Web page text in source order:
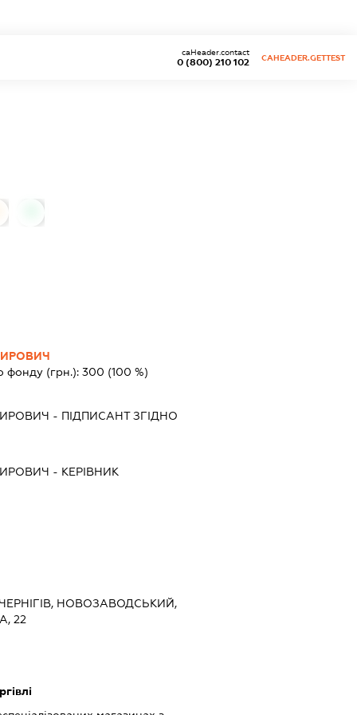
0 (800) 210 102
caHeader.contact
CAHEADER.GETTEST
фонду (грн.):300 (100 %)
- ПІДПИСАНТЗГІДНО
- КЕРІВНИК
ЧЕРНІГІВ, НОВОЗАВОДСЬКИЙ,
22